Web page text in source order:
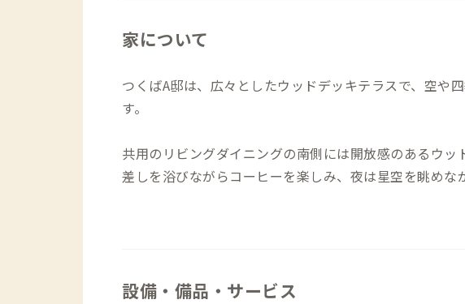
家について
つくばA邸は、広々としたウッドデッキテラスで、空や
す。
共用のリビングダイニングの南側には開放感のあるウッ
差しを浴びながらコーヒーを楽しみ、夜は星空を眺めな
間を過ごすこともできます。住宅街にありながら屋外で
設備・備品・サービス